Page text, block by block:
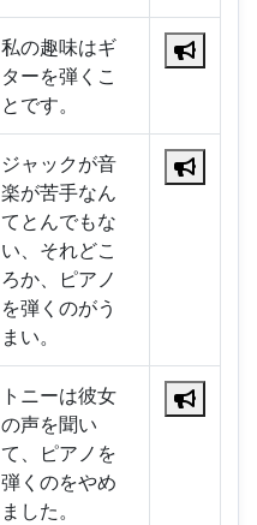
私の趣味はギ
ターを弾くこ
とです。
ジャックが音
楽が苦手なん
てとんでもな
い、それどこ
ろか、ピアノ
を弾くのがう
まい。
トニーは彼女
の声を聞い
て、ピアノを
弾くのをやめ
ました。